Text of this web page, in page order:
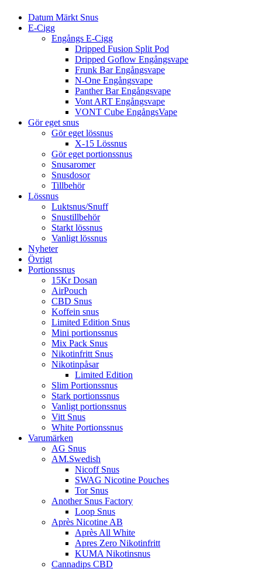
Datum Märkt Snus
E-Cigg
Engångs E-Cigg
Dripped Fusion Split Pod
Dripped Goflow Engångsvape
Frunk Bar Engångsvape
N-One Engångsvape
Panther Bar Engångsvape
Vont ART Engångsvape
VONT Cube EngångsVape
Gör eget snus
Gör eget lössnus
X-15 Lössnus
Gör eget portionssnus
Snusaromer
Snusdosor
Tillbehör
Lössnus
Luktsnus/Snuff
Snustillbehör
Starkt lössnus
Vanligt lössnus
Nyheter
Övrigt
Portionssnus
15Kr Dosan
AirPouch
CBD Snus
Koffein snus
Limited Edition Snus
Mini portionssnus
Mix Pack Snus
Nikotinfritt Snus
Nikotinpåsar
Limited Edition
Slim Portionssnus
Stark portionssnus
Vanligt portionssnus
Vitt Snus
White Portionssnus
Varumärken
AG Snus
AM.Swedish
Nicoff Snus
SWAG Nicotine Pouches
Tor Snus
Another Snus Factory
Loop Snus
Après Nicotine AB
Après All White
Apres Zero Nikotinfritt
KUMA Nikotinsnus
Cannadips CBD